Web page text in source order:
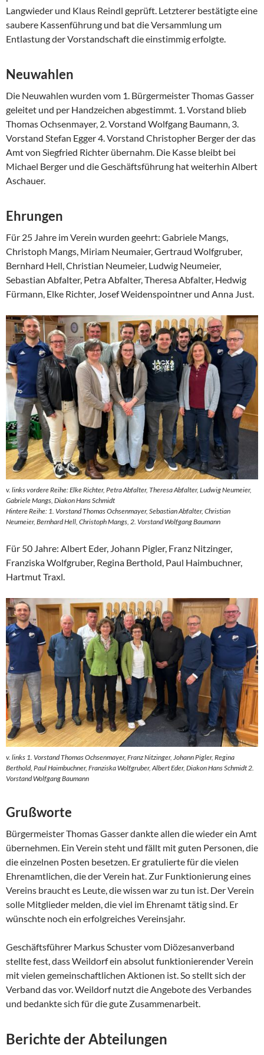
Langwieder und Klaus Reindl geprüft. Letzterer bestätigte eine
saubere Kassenführung und bat die Versammlung um
Entlastung der Vorstandschaft die einstimmig erfolgte.
Neuwahlen
Die Neuwahlen wurden vom 1. Bürgermeister Thomas Gasser
geleitet und per Handzeichen abgestimmt. 1. Vorstand blieb
Thomas Ochsenmayer, 2. Vorstand Wolfgang Baumann, 3.
Vorstand Stefan Egger 4. Vorstand Christopher Berger der das
Amt von Siegfried Richter übernahm. Die Kasse bleibt bei
Michael Berger und die Geschäftsführung hat weiterhin Albert
Aschauer.
Ehrungen
Für 25 Jahre im Verein wurden geehrt: Gabriele Mangs,
Christoph Mangs, Miriam Neumaier, Gertraud Wolfgruber,
Bernhard Hell, Christian Neumeier, Ludwig Neumeier,
Sebastian Abfalter, Petra Abfalter, Theresa Abfalter, Hedwig
Fürmann, Elke Richter, Josef Weidenspointner und Anna Just.
v. links vordere Reihe: Elke Richter, Petra Abfalter, Theresa Abfalter, Ludwig Neumeier,
Gabriele Mangs, Diakon Hans Schmidt
Hintere Reihe: 1. Vorstand Thomas Ochsenmayer, Sebastian Abfalter, Christian
Neumeier, Bernhard Hell, Christoph Mangs, 2. Vorstand Wolfgang Baumann
Für 50 Jahre: Albert Eder, Johann Pigler, Franz Nitzinger,
Franziska Wolfgruber, Regina Berthold, Paul Haimbuchner,
Hartmut Traxl.
v. links 1. Vorstand Thomas Ochsenmayer, Franz Nitzinger, Johann Pigler, Regina
Berthold, Paul Haimbuchner, Franziska Wolfgruber, Albert Eder, Diakon Hans Schmidt 2.
Vorstand Wolfgang Baumann
Grußworte
Bürgermeister Thomas Gasser dankte allen die wieder ein Amt
übernehmen. Ein Verein steht und fällt mit guten Personen, die
die einzelnen Posten besetzen. Er gratulierte für die vielen
Ehrenamtlichen, die der Verein hat. Zur Funktionierung eines
Vereins braucht es Leute, die wissen war zu tun ist. Der Verein
solle Mitglieder melden, die viel im Ehrenamt tätig sind. Er
wünschte noch ein erfolgreiches Vereinsjahr.
Geschäftsführer Markus Schuster vom Diözesanverband
stellte fest, dass Weildorf ein absolut funktionierender Verein
mit vielen gemeinschaftlichen Aktionen ist. So stellt sich der
Verband das vor. Weildorf nutzt die Angebote des Verbandes
und bedankte sich für die gute Zusammenarbeit.
Berichte der Abteilungen